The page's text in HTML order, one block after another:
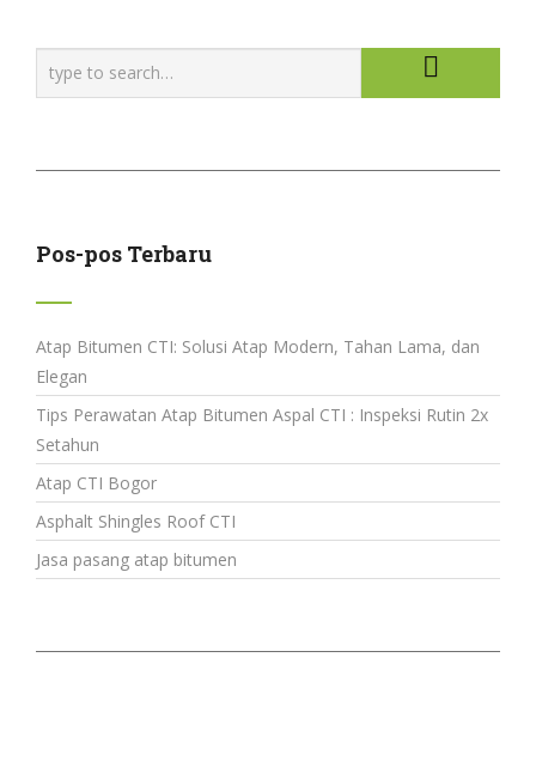
Pos-pos Terbaru
Atap Bitumen CTI: Solusi Atap Modern, Tahan Lama, dan
Elegan
Tips Perawatan Atap Bitumen Aspal CTI : Inspeksi Rutin 2x
Setahun
Atap CTI Bogor
Asphalt Shingles Roof CTI
Jasa pasang atap bitumen